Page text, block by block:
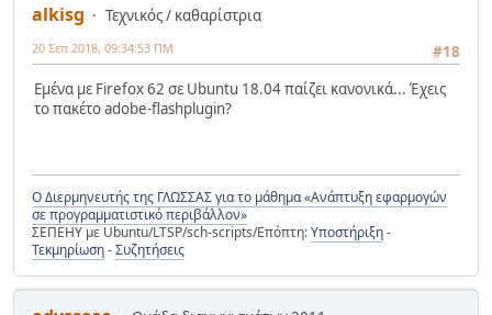
alkisg
Τεχνικός / καθαρίστρια
#18
20 Σεπ 2018, 09:34:53 ΠΜ
Εμένα με Firefox 62 σε Ubuntu 18.04 παίζει κανονικά... Έχεις
το πακέτο adobe-flashplugin?
Ο Διερμηνευτής της ΓΛΩΣΣΑΣ για το μάθημα «Ανάπτυξη εφαρμογών
σε προγραμματιστικό περιβάλλον»
ΣΕΠΕΗΥ με Ubuntu/LTSP/sch-scripts/Επόπτη:Υποστήριξη-
Τεκμηρίωση-Συζητήσεις